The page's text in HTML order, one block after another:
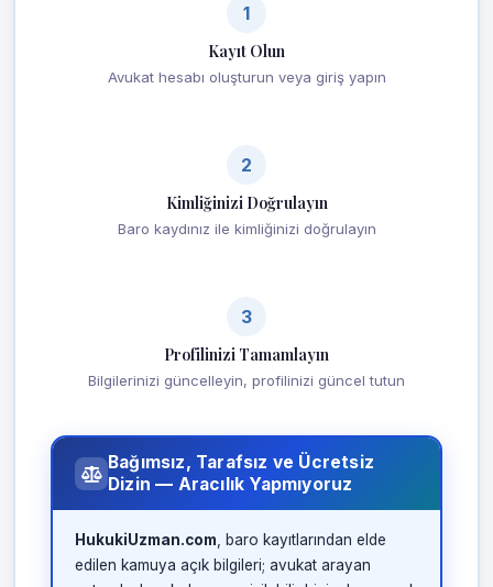
1
Kayıt Olun
Avukat hesabı oluşturun veya giriş yapın
2
Kimliğinizi Doğrulayın
Baro kaydınız ile kimliğinizi doğrulayın
3
Profilinizi Tamamlayın
Bilgilerinizi güncelleyin, profilinizi güncel tutun
Bağımsız, Tarafsız ve Ücretsiz
Dizin — Aracılık Yapmıyoruz
HukukiUzman.com , baro kayıtlarından elde
edilen kamuya açık bilgileri; avukat arayan